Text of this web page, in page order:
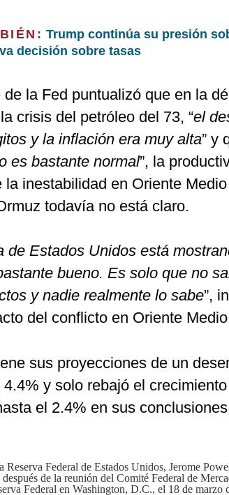
Trump continúa su presión
decisión sobre tasas
la Fed puntualizó que en la
crisis del petróleo del 73, “el
y la inflación era muy alta” y
es bastante normal”, la
la inestabilidad en Oriente
todavía no está claro.
de Estados Unidos está
bueno. Es solo que no
y nadie realmente lo sabe”,
del conflicto en Oriente
sus proyecciones de un
4.4% y solo rebajó el
el 2.4% en sus